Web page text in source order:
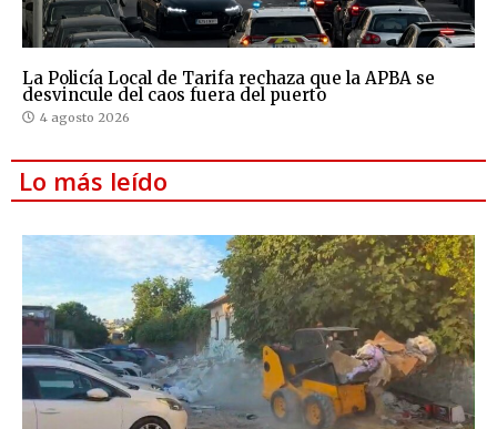
La Policía Local de Tarifa rechaza que la APBA se
desvincule del caos fuera del puerto
4 agosto 2026
Lo más leído